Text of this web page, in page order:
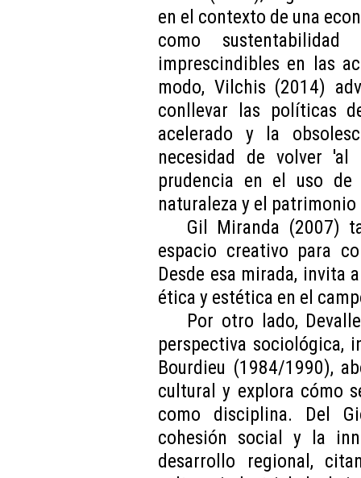
en el contexto de una
como
imprescindibles en las
modo, Vilchis (2014)
conllevar las políticas
acelerado y la
necesidad de volver
prudencia en el uso
naturaleza y el
Gil Miranda (2007)
espacio creativo para
Desde esa mirada, invita
ética y estética en el
Por otro lado,
perspectiva sociológica,
Bourdieu (1984/1990),
cultural y explora cómo
como disciplina. Del
cohesión social y la
desarrollo regional,